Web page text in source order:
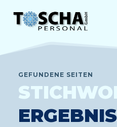
GEFUNDENE SEITEN